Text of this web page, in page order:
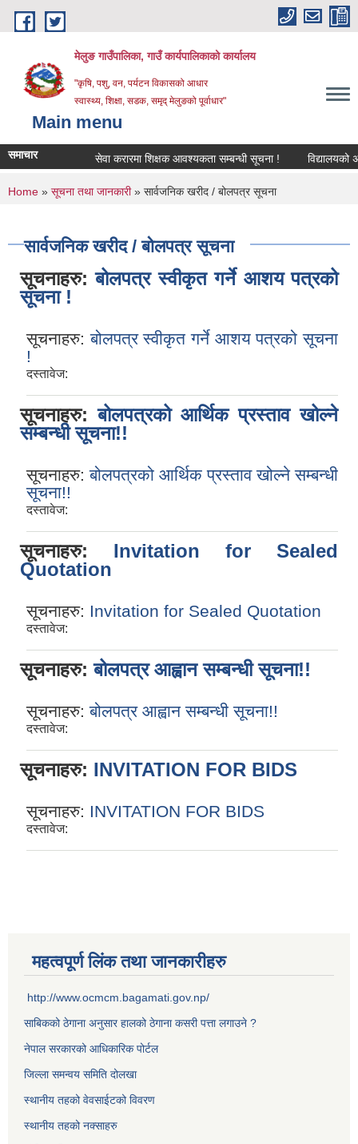
Skip to main content
मेलुङ गाउँपालिका, गाउँ कार्यपालिकाको कार्यालय
"कृषि, पशु, वन, पर्यटन विकासको आधार
स्वास्थ्य, शिक्षा, सडक, समृद् मेलुङको पूर्वाधार"
Main menu
समाचार सेवा करारमा शिक्षक आवश्‍यकता सम्बन्धी सूचना ! विद्यालयको
You are here
Home » सूचना तथा जानकारी» सार्वजनिक खरीद / बोलपत्र सूचना
सार्वजनिक खरीद / बोलपत्र सूचना
सूचनाहरु:बोलपत्र स्वीकृत गर्ने आशय पत्रको
सूचना !
सूचनाहरु:बोलपत्र स्वीकृत गर्ने आशय पत्रको सूचना
!
दस्तावेज:
सूचनाहरु:बोलपत्रको आर्थिक प्रस्ताव खोल्ने
सम्बन्धी सूचना!!
सूचनाहरु:बोलपत्रको आर्थिक प्रस्ताव खोल्ने सम्बन्धी
सूचना!!
दस्तावेज:
सूचनाहरु: Invitation for Sealed
Quotation
सूचनाहरु: Invitation for Sealed Quotation
दस्तावेज:
सूचनाहरु:बोलपत्र आह्वान सम्बन्धी सूचना!!
सूचनाहरु:बोलपत्र आह्वान सम्बन्धी सूचना!!
दस्तावेज:
सूचनाहरु: INVITATION FOR BIDS
सूचनाहरु: INVITATION FOR BIDS
दस्तावेज:
महत्वपूर्ण लिंक तथा जानकारीहरु
http://www.ocmcm.bagamati.gov.np/
साबिकको ठेगाना अनुसार हालको ठेगाना कसरी पत्ता लगाउने ?
नेपाल सरकारको आधिकारिक पोर्टल
जिल्ला समन्वय समिति दोलखा
स्थानीय तहको वेवसाईटको विवरण
स्थानीय तहको नक्साहरु